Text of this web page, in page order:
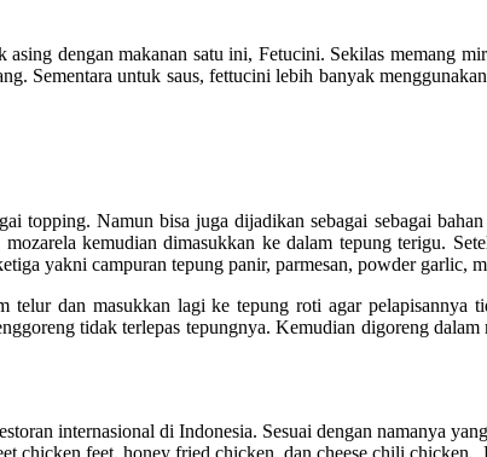
dengan makanan satu ini, Fetucini. Sekilas memang
Sementara untuk saus, fettucini lebih banyak
topping. Namun bisa juga dijadikan sebagai sebagai
kemudian dimasukkan ke dalam tepung terigu.
yakni campuran tepung panir, parmesan, powder garlic,
telur dan masukkan lagi ke tepung roti agar
tidak terlepas tepungnya. Kemudian digoreng
internasional di Indonesia. Sesuai dengan namanya
chicken feet, honey fried chicken, dan cheese chili chicken.